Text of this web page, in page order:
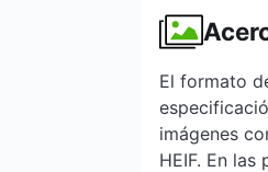
El formato
imágenes
HEIF. En